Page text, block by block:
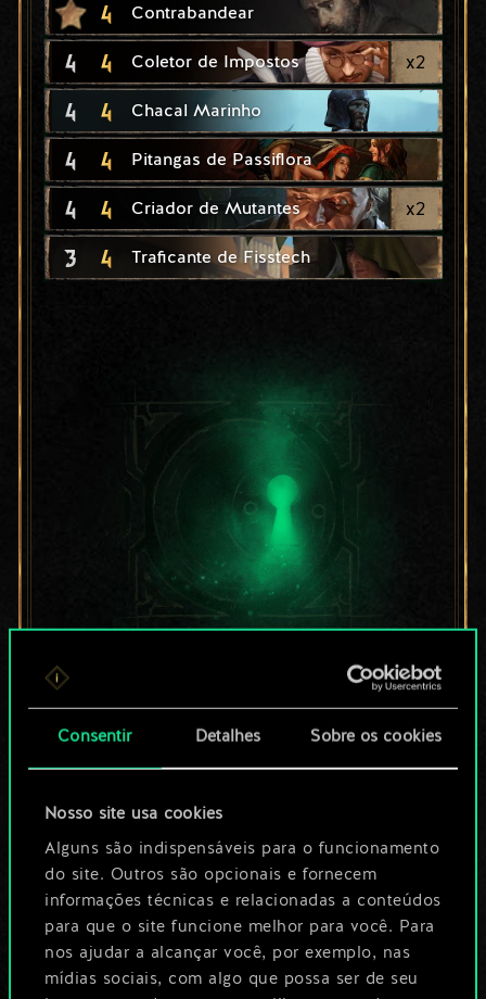
Consentir Detalhes Sobre os cookies
Nosso site usa cookies
Alguns são indispensáveis para o funcionamento
do site. Outros são opcionais e fornecem
informações técnicas e relacionadas a conteúdos
para que o site funcione melhor para você. Para
nos ajudar a alcançar você, por exemplo, nas
mídias sociais, com algo que possa ser de seu
4 Contrabandear
4 4 Coletor de Impostos x2
4 4 Chacal Marinho
4 4 Pitangas de Passiflora
4 4 Criador de Mutantes x2
3 4 Traficante de Fisstech
Por enquanto, isto é
apenas um conjunto
de cartas
compartilhado.
No entanto, dá para
ser muito mais!